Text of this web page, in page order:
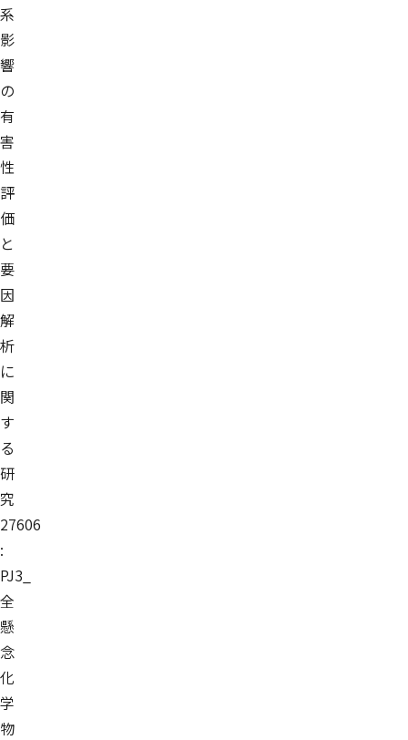
系
影
響
の
有
害
性
評
価
と
要
因
解
析
に
関
す
る
研
究
27606
:
PJ3_
全
懸
念
化
学
物